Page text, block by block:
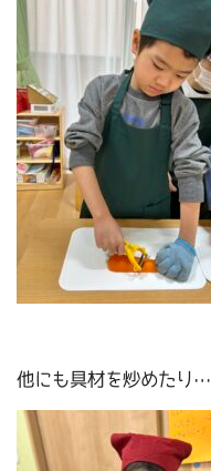
他にも具材を炒めたり…